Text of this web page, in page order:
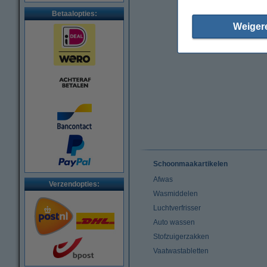
Betaalopties:
Verzendopties:
Schoonmaakartikelen
Afwas
Wasmiddelen
Luchtverfrisser
Auto wassen
Stofzuigerzakken
Vaatwastabletten